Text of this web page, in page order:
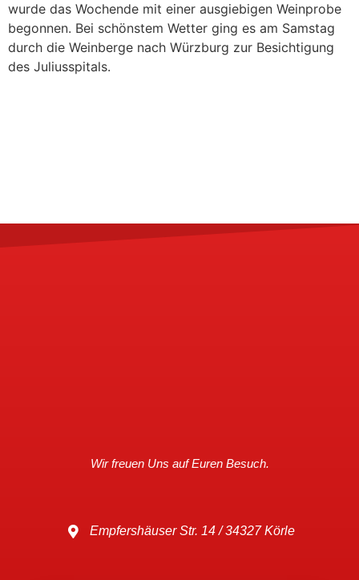
wurde das Wochende mit einer ausgiebigen Weinprobe
begonnen. Bei schönstem Wetter ging es am Samstag
durch die Weinberge nach Würzburg zur Besichtigung
des Juliusspitals.
Wir freuen Uns auf Euren Besuch.
Empfershäuser Str. 14 / 34327 Körle